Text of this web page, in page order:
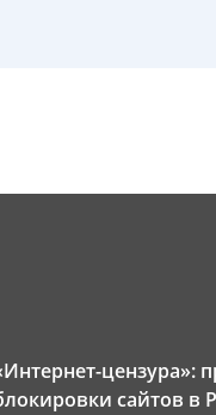
цензура»:
сайтов в